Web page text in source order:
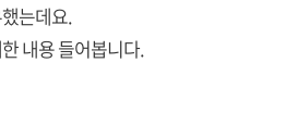
는데요.
내용 들어봅니다.